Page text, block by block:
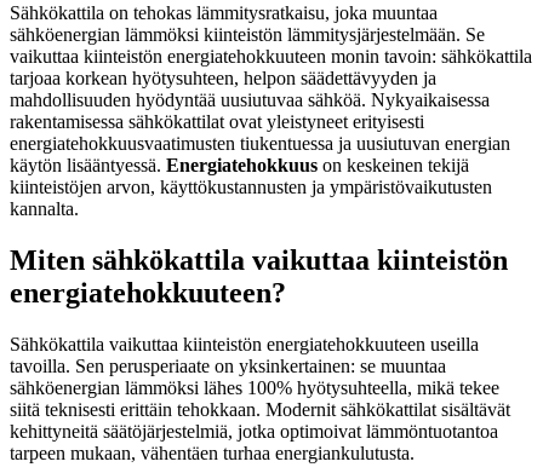
Sähkökattila on tehokas lämmitysratkaisu, joka muuntaa
sähköenergian lämmöksi kiinteistön lämmitysjärjestelmään. Se
vaikuttaa kiinteistön energiatehokkuuteen monin tavoin: sähkökattila
tarjoaa korkean hyötysuhteen, helpon säädettävyyden ja
mahdollisuuden hyödyntää uusiutuvaa sähköä. Nykyaikaisessa
rakentamisessa sähkökattilat ovat yleistyneet erityisesti
energiatehokkuusvaatimusten tiukentuessa ja uusiutuvan energian
käytön lisääntyessä. Energiatehokkuus on keskeinen tekijä
kiinteistöjen arvon, käyttökustannusten ja ympäristövaikutusten
kannalta.
Miten sähkökattila vaikuttaa kiinteistön
energiatehokkuuteen?
Sähkökattila vaikuttaa kiinteistön energiatehokkuuteen useilla
tavoilla. Sen perusperiaate on yksinkertainen: se muuntaa
sähköenergian lämmöksi lähes 100% hyötysuhteella, mikä tekee
siitä teknisesti erittäin tehokkaan. Modernit sähkökattilat sisältävät
kehittyneitä säätöjärjestelmiä, jotka optimoivat lämmöntuotantoa
tarpeen mukaan, vähentäen turhaa energiankulutusta.